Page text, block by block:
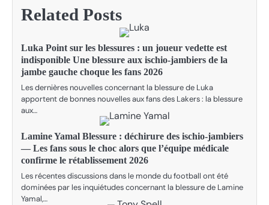
Related Posts
Luka Point sur les blessures : un joueur vedette est
indisponible Une blessure aux ischio-jambiers de la
jambe gauche choque les fans 2026
Les dernières nouvelles concernant la blessure de Luka
apportent de bonnes nouvelles aux fans des Lakers : la blessure
aux…
Lamine Yamal Blessure : déchirure des ischio-jambiers
— Les fans sous le choc alors que l’équipe médicale
confirme le rétablissement 2026
Les récentes discussions dans le monde du football ont été
dominées par les inquiétudes concernant la blessure de Lamine
Yamal,…